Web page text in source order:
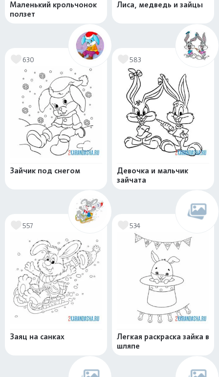
Маленький крольчонок
ползет
Лиса, медведь и зайцы
630
Зайчик под снегом
583
Девочка и мальчик
зайчата
557
Заяц на санках
534
Легкая раскраска зайка в
шляпе